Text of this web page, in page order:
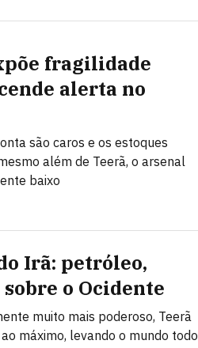
fragilidade
alerta no
são caros e os estoques
além de Teerã, o arsenal
baixo
Irã: petróleo,
o Ocidente
muito mais poderoso, Teerã
máximo, levando o mundo todo